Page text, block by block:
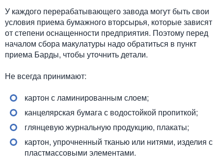
У каждого перерабатывающего завода могут быть свои
условия приема бумажного вторсырья, которые зависят
от степени оснащенности предприятия. Поэтому перед
началом сбора макулатуры надо обратиться в пункт
приема Барды, чтобы уточнить детали.
Не всегда принимают:
картон с ламинированным слоем;
канцелярская бумага с водостойкой пропиткой;
глянцевую журнальную продукцию, плакаты;
картон, упрочненный тканью или нитями, изделия с
пластмассовыми элементами.